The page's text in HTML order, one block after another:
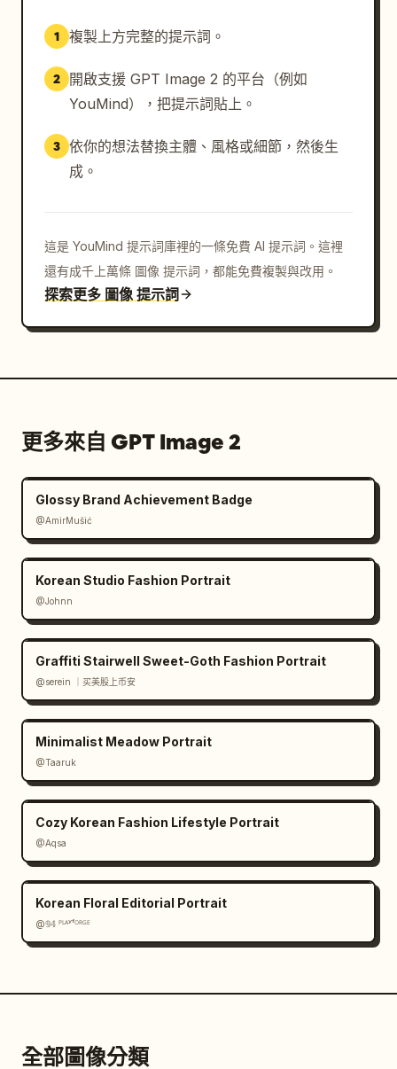
1 複製上方完整的提示詞。
2
開啟支援 GPT Image 2 的平台（例如
YouMind），把提示詞貼上。
3 依你的想法替換主體、風格或細節，然後生
成。
這是 YouMind 提示詞庫裡的一條免費 AI 提示詞。這裡
還有成千上萬條 圖像 提示詞，都能免費複製與改用。
探索更多 圖像 提示詞
更多來自 GPT Image 2
Glossy Brand Achievement Badge
@AmirMušić
Korean Studio Fashion Portrait
@Johnn
Graffiti Stairwell Sweet-Goth Fashion Portrait
@serein ｜买美股上币安
Minimalist Meadow Portrait
@Taaruk
Cozy Korean Fashion Lifestyle Portrait
@Aqsa
Korean Floral Editorial Portrait
@𝟡𝟜 ᴾᴸᴬʸᶠᴼᴿᴳᴱ
全部圖像分類